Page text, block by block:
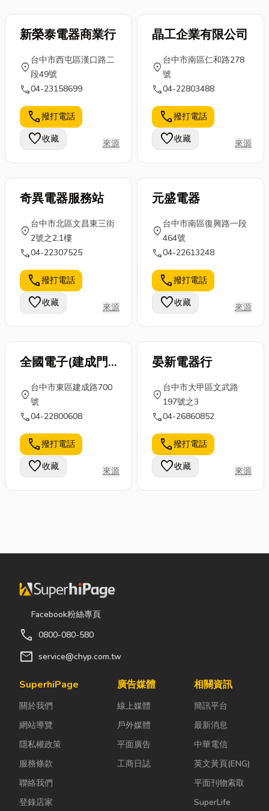
新榮泰電器商業行
location_on
台中市西屯區漢口路二
段49號
call04-23158699
call撥打電話
favorite收藏 來源
晶工企業有限公司
location_on
台中市南區仁和路278
號
call04-22803488
call撥打電話
favorite收藏 來源
奇異電器服務站
location_on
台中市北區文昌東三街
2號之2,1樓
call04-22307525
call撥打電話
favorite收藏 來源
元盛電器
location_on
台中市南區復興路一段
464號
call04-22613248
call撥打電話
favorite收藏 來源
全國電子(建成門
市)
location_on
台中市東區建成路700
號
call04-22800608
call撥打電話
favorite收藏 來源
晏新電器行
location_on
台中市大甲區文武路
197號之3
call04-26860852
call撥打電話
favorite收藏 來源
Facebook粉絲專頁
call 0800-080-580
mail service@chyp.com.tw
SuperhiPage
關於我們
網站導覽
隱私權政策
服務條款
聯絡我們
登錄店家
廣告媒體
線上媒體
戶外媒體
平面廣告
工商日誌
相關資訊
簡訊平台
最新消息
中華電信
英文黃頁(ENG)
平面刊物索取
SuperLife